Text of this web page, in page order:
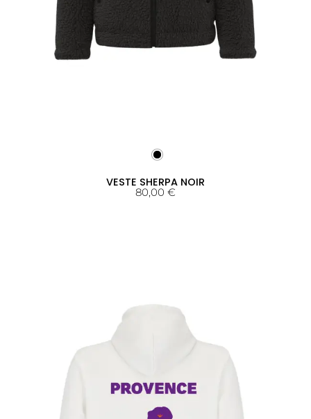
VESTE SHERPA NOIR
80,00 €